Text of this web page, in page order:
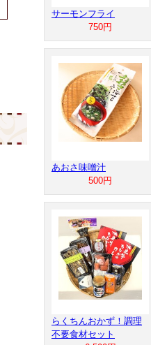
サーモンフライ
750円
あおさ味噌汁
500円
らくちんおかず！調理
不要食材セット